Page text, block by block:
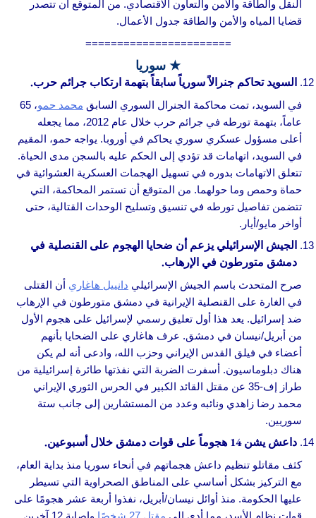
النقل والطاقة والأمن والتعاون الاقتصادي. من المتوقع أن تتصدر
قضايا المياه والأمن والطاقة جدول الأعمال.
=======================
★ سوريا
السويد تحاكم جنرالاً سورياً سابقاً بتهمة ارتكاب جرائم حرب.
في السويد، تمت محاكمة الجنرال السوري السابق محمد حمو ، 65
عاماً، بتهمة تورطه في جرائم حرب خلال عام 2012، مما يجعله
أعلى مسؤول عسكري سوري يحاكم في أوروبا. يواجه حمو، المقيم
في السويد، اتهامات قد تؤدي إلى الحكم عليه بالسجن مدى الحياة.
تتعلق الاتهامات بدوره في تسهيل الهجمات العسكرية العشوائية في
حماة وحمص وما حولهما. من المتوقع أن تستمر المحاكمة، التي
تتضمن تفاصيل تورطه في تنسيق وتسليح الوحدات القتالية، حتى
أواخر مايو/أيار.
الجيش الإسرائيلي يزعم أن ضحايا الهجوم على القنصلية في
دمشق متورطون في الإرهاب.
صرح المتحدث باسم الجيش الإسرائيلي دانييل هاغاري أن القتلى
في الغارة على القنصلية الإيرانية في دمشق متورطون في الإرهاب
ضد إسرائيل. يعد هذا أول تعليق رسمي لإسرائيل على هجوم الأول
من أبريل/نيسان في دمشق. عرف هاغاري على الضحايا بأنهم
أعضاء في فيلق القدس الإيراني وحزب الله، وادعى أنه لم يكن
هناك دبلوماسيون. أسفرت الضربة التي نفذتها طائرة إسرائيلية من
طراز إف-35 عن مقتل القائد الكبير في الحرس الثوري الإيراني
محمد رضا زاهدي ونائبه وعدد من المستشارين إلى جانب ستة
سوريين.
داعش يشن 14 هجوماً على قوات دمشق خلال أسبوعين.
كثف مقاتلو تنظيم داعش هجماتهم في أنحاء سوريا منذ بداية العام،
مع التركيز بشكل أساسي على المناطق الصحراوية التي تسيطر
عليها الحكومة. منذ أوائل نيسان/أبريل، نفذوا أربعة عشر هجومًا على
قوات نظام الأسد، مما أدى إلى مقتل 27 شخصًا
وإصابة 12 آخرين.